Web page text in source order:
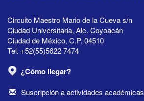
Circuito Maestro Mario de la Cueva s/n
Ciudad Universitaria, Alc. Coyoacán
Ciudad de México, C.P. 04510
Tel. +52(55)5622 7474
¿Cómo llegar?
Suscripción a actividades académicas